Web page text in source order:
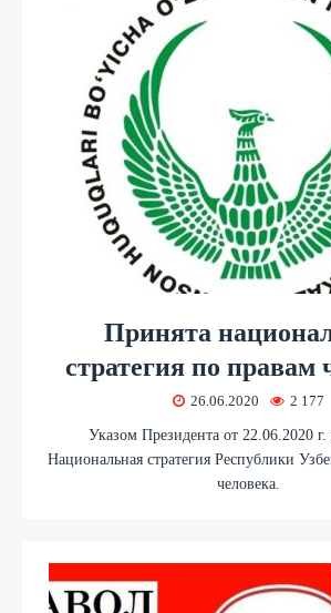
Принята
стратегия по правам
26.06.2020 2 177
Указом Президента от 22.06.2020 г.
Национальная стратегия Республики
человека.